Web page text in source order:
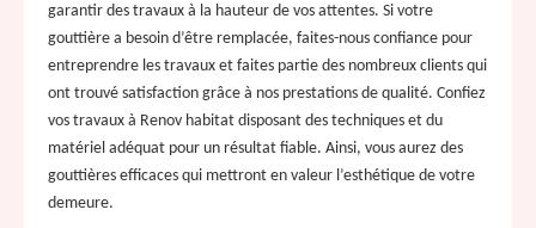
garantir des travaux à la hauteur de vos attentes. Si votre
gouttière a besoin d’être remplacée, faites-nous confiance pour
entreprendre les travaux et faites partie des nombreux clients qui
ont trouvé satisfaction grâce à nos prestations de qualité. Confiez
vos travaux à Renov habitat disposant des techniques et du
matériel adéquat pour un résultat fiable. Ainsi, vous aurez des
gouttières efficaces qui mettront en valeur l’esthétique de votre
demeure.